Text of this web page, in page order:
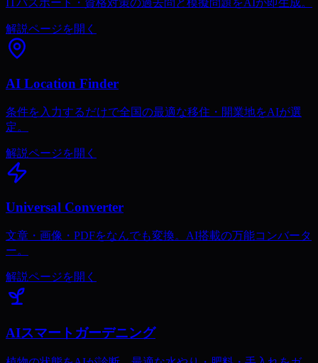
ITパスポート・資格対策の過去問と模擬問題をAIが即生成。
解説ページを開く
AI Location Finder
条件を入力するだけで全国の最適な移住・開業地をAIが選
定。
解説ページを開く
Universal Converter
文章・画像・PDFをなんでも変換。AI搭載の万能コンバータ
ー。
解説ページを開く
AIスマートガーデニング